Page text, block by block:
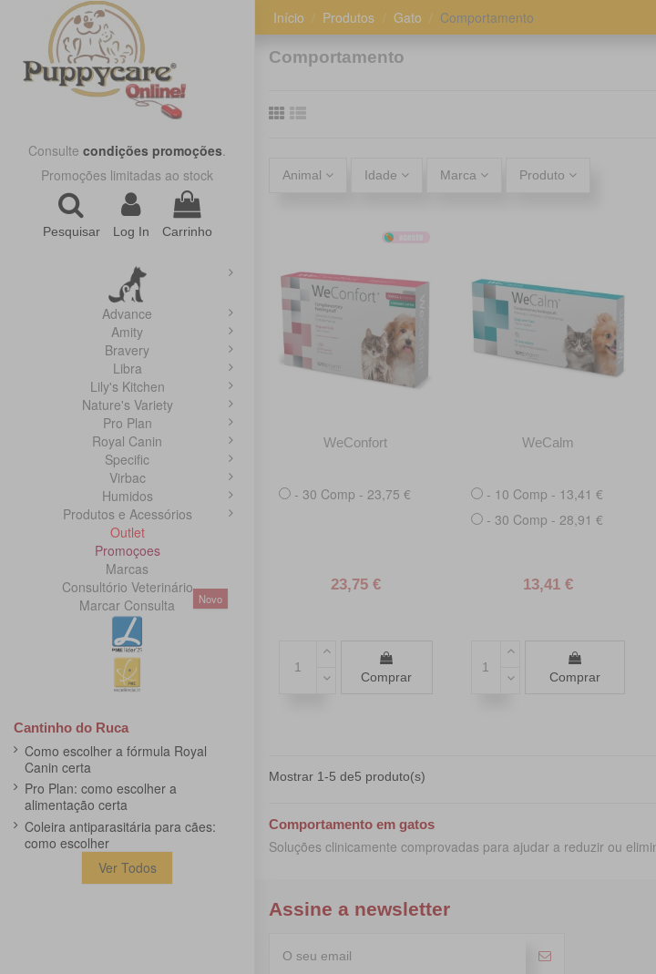
Consulte condições promoções.
Promoções limitadas ao stock
Pesquisar Log In Carrinho
Advance
Amity
Bravery
Libra
Lily's Kitchen
Nature's Variety
Pro Plan
Royal Canin
Specific
Virbac
Humidos
Produtos e Acessórios
Outlet
Promoçoes
Marcas
Consultório Veterinário
Marcar Consulta
Novo
Cantinho do Ruca
Como escolher a fórmula Royal
Canin certa
Pro Plan: como escolher a
alimentação certa
Coleira antiparasitária para cães:
como escolher
Ver Todos
Início Produtos Gato Comportamento
Comportamento
Animal Idade Marca Produto
WeConfort
- 30 Comp - 23,75 €
23,75 €
Comprar
WeCalm
- 10 Comp - 13,41 €
- 30 Comp - 28,91 €
13,41 €
Comprar
Mostrar 1-5 de5 produto(s)
Comportamento em gatos
Soluções clinicamente comprovadas para ajudar a reduzir ou
Assine a newsletter